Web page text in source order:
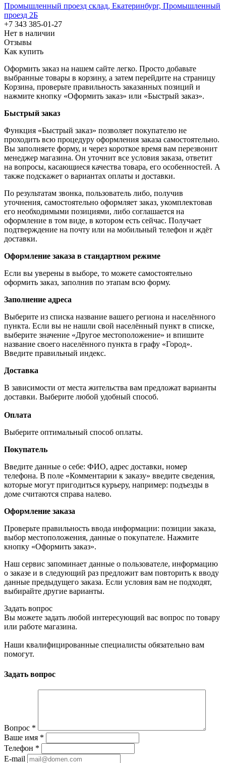
Промышленный проезд cклад, Екатеринбург, Промышленный
проезд 2Б
+7 343 385-01-27
Нет в наличии
Отзывы
Как купить
Оформить заказ на нашем сайте легко. Просто добавьте
выбранные товары в корзину, а затем перейдите на страницу
Корзина, проверьте правильность заказанных позиций и
нажмите кнопку «Оформить заказ» или «Быстрый заказ».
Быстрый заказ
Функция «Быстрый заказ» позволяет покупателю не
проходить всю процедуру оформления заказа самостоятельно.
Вы заполняете форму, и через короткое время вам перезвонит
менеджер магазина. Он уточнит все условия заказа, ответит
на вопросы, касающиеся качества товара, его особенностей. А
также подскажет о вариантах оплаты и доставки.
По результатам звонка, пользователь либо, получив
уточнения, самостоятельно оформляет заказ, укомплектовав
его необходимыми позициями, либо соглашается на
оформление в том виде, в котором есть сейчас. Получает
подтверждение на почту или на мобильный телефон и ждёт
доставки.
Оформление заказа в стандартном режиме
Если вы уверены в выборе, то можете самостоятельно
оформить заказ, заполнив по этапам всю форму.
Заполнение адреса
Выберите из списка название вашего региона и населённого
пункта. Если вы не нашли свой населённый пункт в списке,
выберите значение «Другое местоположение» и впишите
название своего населённого пункта в графу «Город».
Введите правильный индекс.
Доставка
В зависимости от места жительства вам предложат варианты
доставки. Выберите любой удобный способ.
Оплата
Выберите оптимальный способ оплаты.
Покупатель
Введите данные о себе: ФИО, адрес доставки, номер
телефона. В поле «Комментарии к заказу» введите сведения,
которые могут пригодиться курьеру, например: подъезды в
доме считаются справа налево.
Оформление заказа
Проверьте правильность ввода информации: позиции заказа,
выбор местоположения, данные о покупателе. Нажмите
кнопку «Оформить заказ».
Наш сервис запоминает данные о пользователе, информацию
о заказе и в следующий раз предложит вам повторить к вводу
данные предыдущего заказа. Если условия вам не подходят,
выбирайте другие варианты.
Задать вопрос
Вы можете задать любой интересующий вас вопрос по товару
или работе магазина.
Наши квалифицированные специалисты обязательно вам
помогут.
Задать вопрос
Вопрос *
Ваше имя *
Телефон *
E-mail